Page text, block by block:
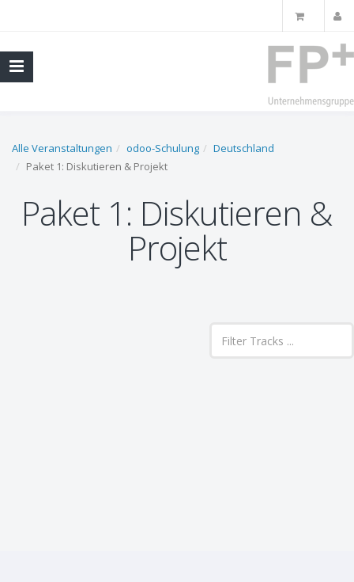
Alle Veranstaltungen odoo-Schulung
Deutschland
Paket 1: Diskutieren & Projekt
Paket 1: Diskutieren &
Projekt